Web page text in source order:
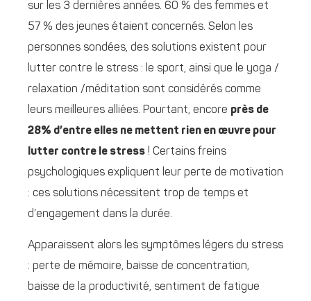
sur les 3 dernières années. 60 % des femmes et
57 % des jeunes étaient concernés. Selon les
personnes sondées, des solutions existent pour
lutter contre le stress : le sport, ainsi que le yoga /
relaxation /méditation sont considérés comme
leurs meilleures alliées. Pourtant, encore près de
28% d’entre elles ne mettent rien en œuvre pour
lutter contre le stress ! Certains freins
psychologiques expliquent leur perte de motivation
: ces solutions nécessitent trop de temps et
d’engagement dans la durée.
Apparaissent alors les symptômes légers du stress
: perte de mémoire, baisse de concentration,
baisse de la productivité, sentiment de fatigue